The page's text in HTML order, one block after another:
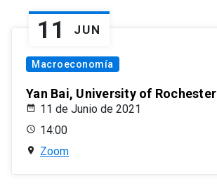
11 JUN
Macroeconomía
Yan Bai, University of Rochester
11 de Junio de 2021
14:00
Zoom